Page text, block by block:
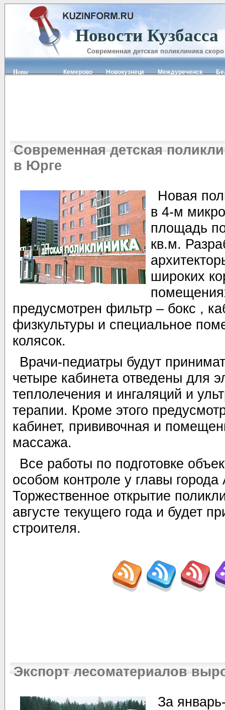
Современная детская
в Юрге
Новая
в 4-м
площадь
кв.м.
широких
предусмотрен фильтр – бокс ,
физкультуры и специальное
колясок.
Врачи-педиатры будут
четыре кабинета отведены для
теплолечения и ингаляций и
терапии. Кроме этого
кабинет, прививочная и
массажа.
Все работы по подготовке
особом контроле у главы города
Торжественное открытие
августе текущего года и будет
строителя.
Экспорт лесоматериалов
За
Новости Кузбасса
Современная детская поликлиника
Home Кемерово Новокузнецк Междуреченск